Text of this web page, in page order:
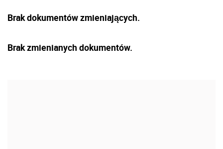
Brak dokumentów zmieniających.
Brak zmienianych dokumentów.